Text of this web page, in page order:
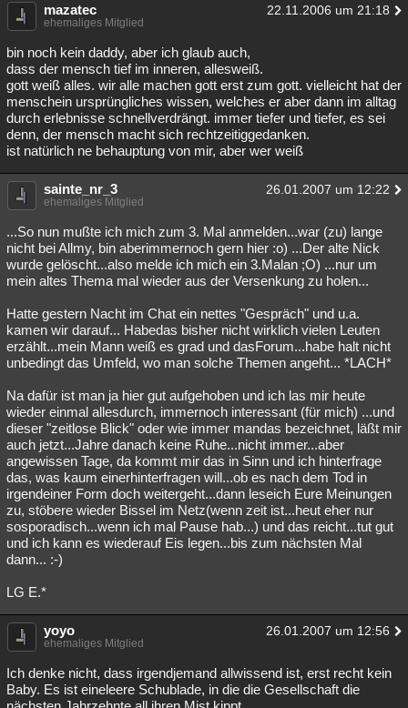
mazatec 22.11.2006 um 21:18
ehemaliges Mitglied
bin noch kein daddy, aber ich glaub auch,
dass der mensch tief im inneren, allesweiß.
gott weiß alles. wir alle machen gott erst zum gott. vielleicht hat der
menschein ursprüngliches wissen, welches er aber dann im alltag
durch erlebnisse schnellverdrängt. immer tiefer und tiefer, es sei
denn, der mensch macht sich rechtzeitiggedanken.
ist natürlich ne behauptung von mir, aber wer weiß
sainte_nr_3 26.01.2007 um 12:22
ehemaliges Mitglied
...So nun mußte ich mich zum 3. Mal anmelden...war (zu) lange
nicht bei Allmy, bin aberimmernoch gern hier :o) ...Der alte Nick
wurde gelöscht...also melde ich mich ein 3.Malan ;O) ...nur um
mein altes Thema mal wieder aus der Versenkung zu holen...
Hatte gestern Nacht im Chat ein nettes "Gespräch" und u.a.
kamen wir darauf... Habedas bisher nicht wirklich vielen Leuten
erzählt...mein Mann weiß es grad und dasForum...habe halt nicht
unbedingt das Umfeld, wo man solche Themen angeht... *LACH*
Na dafür ist man ja hier gut aufgehoben und ich las mir heute
wieder einmal allesdurch, immernoch interessant (für mich) ...und
dieser "zeitlose Blick" oder wie immer mandas bezeichnet, läßt mir
auch jetzt...Jahre danach keine Ruhe...nicht immer...aber
angewissen Tage, da kommt mir das in Sinn und ich hinterfrage
das, was kaum einerhinterfragen will...ob es nach dem Tod in
irgendeiner Form doch weitergeht...dann leseich Eure Meinungen
zu, stöbere wieder Bissel im Netz(wenn zeit ist...heut eher nur
sosporadisch...wenn ich mal Pause hab...) und das reicht...tut gut
und ich kann es wiederauf Eis legen...bis zum nächsten Mal
dann... :-)
LG E.*
yoyo 26.01.2007 um 12:56
ehemaliges Mitglied
Ich denke nicht, dass irgendjemand allwissend ist, erst recht kein
Baby. Es ist eineleere Schublade, in die die Gesellschaft die